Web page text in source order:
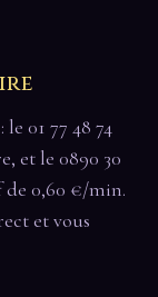
01 77 48 74
et le 0890 30
de 0,60 €/min.
et vous